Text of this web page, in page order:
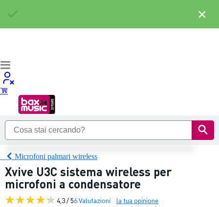
Microfoni palmari wireless
Xvive U3C sistema wireless per
microfoni a condensatore
4,3 / 56 Valutazioni la tua opinione
×